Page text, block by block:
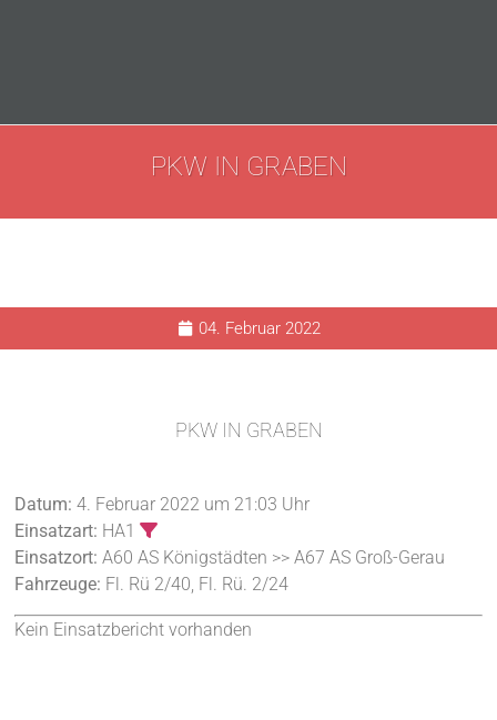
PKW IN GRABEN
04. Februar 2022
PKW IN GRABEN
Datum: 4. Februar 2022 um 21:03 Uhr
Einsatzart: HA1
Einsatzort: A60 AS Königstädten >> A67 AS Groß-Gerau
Fahrzeuge: Fl. Rü 2/40, Fl. Rü. 2/24
Kein Einsatzbericht vorhanden